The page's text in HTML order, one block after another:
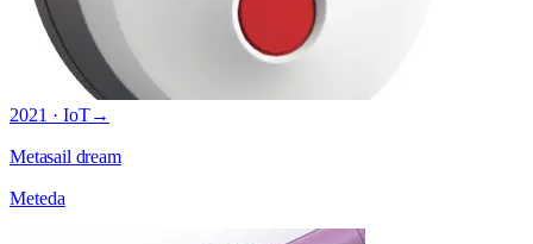
2021 · IoT→
Metasail dream
Meteda